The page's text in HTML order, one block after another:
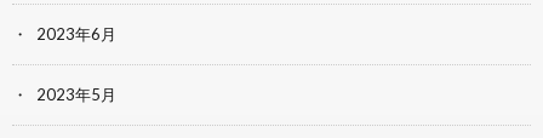
2023年6月
2023年5月